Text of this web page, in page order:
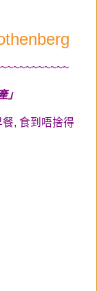
」
, 食到唔捨得